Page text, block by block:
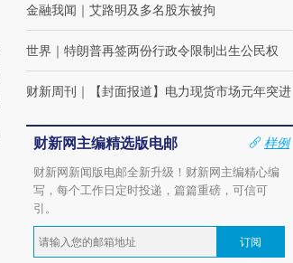
金融我闻 ｜ 艾路明及多名股东被拘
世界 ｜ 特朗普再签两份行政令限制出生公民权
财新周刊 ｜ 【封面报道】电力现货市场元年突进
财新网主编精选版电邮
样例
财新网新闻版电邮全新升级！财新网主编精心编
写，每个工作日定时投递，篇篇重磅，可信可
引。
订阅